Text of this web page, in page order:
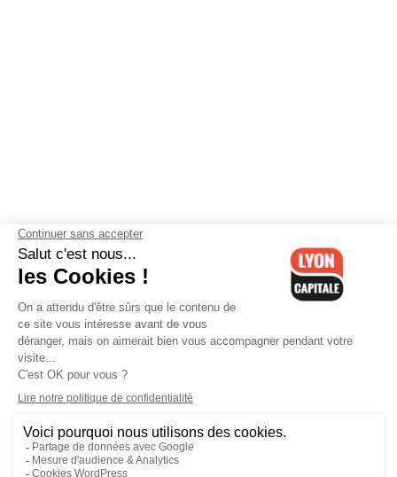
Contactez-nous-Mentions légales-CGV-Politique de
confidentialité-Gestion des cookies